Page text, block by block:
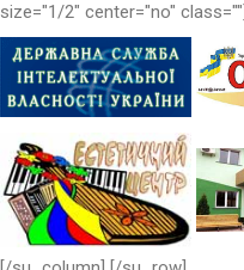
size="1/2" center="no" class=""]